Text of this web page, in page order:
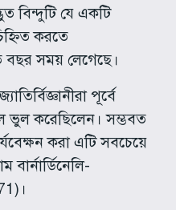
বিন্দুটি যে একটি
করতে
বছর সময় লেগেছে।
পূর্বে
ভুল করেছিলেন। সম্ভবত
করা এটি সবচেয়ে